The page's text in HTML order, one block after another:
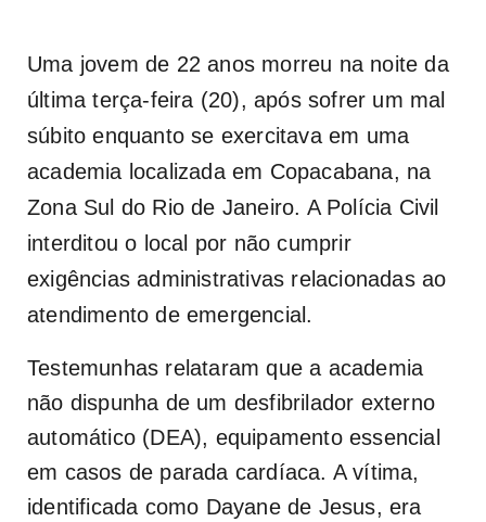
Uma jovem de 22 anos morreu na noite da
última terça-feira (20), após sofrer um mal
súbito enquanto se exercitava em uma
academia localizada em Copacabana, na
Zona Sul do Rio de Janeiro. A Polícia Civil
interditou o local por não cumprir
exigências administrativas relacionadas ao
atendimento de emergencial.
Testemunhas relataram que a academia
não dispunha de um desfibrilador externo
automático (DEA), equipamento essencial
em casos de parada cardíaca. A vítima,
identificada como Dayane de Jesus, era